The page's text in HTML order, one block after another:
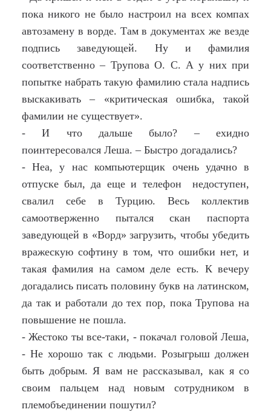
пока никого не было настроил на всех компах
автозамену в ворде. Там в документах же везде
подпись заведующей. Ну и фамилия
соответственно – Трупова О. С. А у них при
попытке набрать такую фамилию стала надпись
выскакивать – «критическая ошибка, такой
фамилии не существует».
- И что дальше было? – ехидно
поинтересовался Леша. – Быстро догадались?
- Неа, у нас компьютерщик очень удачно в
отпуске был, да еще и телефон недоступен,
свалил себе в Турцию. Весь коллектив
самоотверженно пытался скан паспорта
заведующей в «Ворд» загрузить, чтобы убедить
вражескую софтину в том, что ошибки нет, и
такая фамилия на самом деле есть. К вечеру
догадались писать половину букв на латинском,
да так и работали до тех пор, пока Трупова на
повышение не пошла.
- Жестоко ты все-таки, - покачал головой Леша,
- Не хорошо так с людьми. Розыгрыш должен
быть добрым. Я вам не рассказывал, как я со
своим пальцем над новым сотрудником в
племобъединении пошутил?